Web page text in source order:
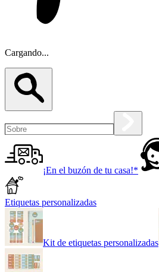
Cargando...
¡En el buzón de tu casa!*
Etiquetas personalizadas
Kit de etiquetas personalizadas